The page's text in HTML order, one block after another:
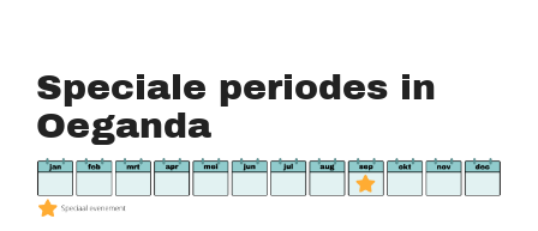
Speciale periodes in
Oeganda